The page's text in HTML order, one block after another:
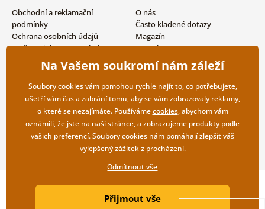
Obchodní a reklamační
podmínky
Ochrana osobních údajů
Možnosti dopravy a platby
Vrácení zboží
O nás
Často kladené dotazy
Magazín
Kontakty
Velkoobchodní spolupráce
Copyright ©2019 © Dovido.cz.
Litvanyi.sk| E-shop vytvořila
Na Vašem soukromí nám záleží
Soubory cookies vám pomohou rychle najít to, co potřebujete,
ušetří vám čas a zabrání tomu, aby se vám zobrazovaly reklamy,
o které se nezajímáte. Používámecookies, abychom vám
oznámili, že jste na naší stránce, a zobrazujeme produkty podle
vašich preferencí. Soubory cookies nám pomáhají zlepšit váš
vylepšený zážitek z procházení.
Odmítnout vše
Přijmout vše